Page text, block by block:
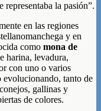
la pasión”.
en las regiones
y en
como mona de
harina, levadura,
con uno o varios
evolucionando, tanto de
gallinas y
de colores.